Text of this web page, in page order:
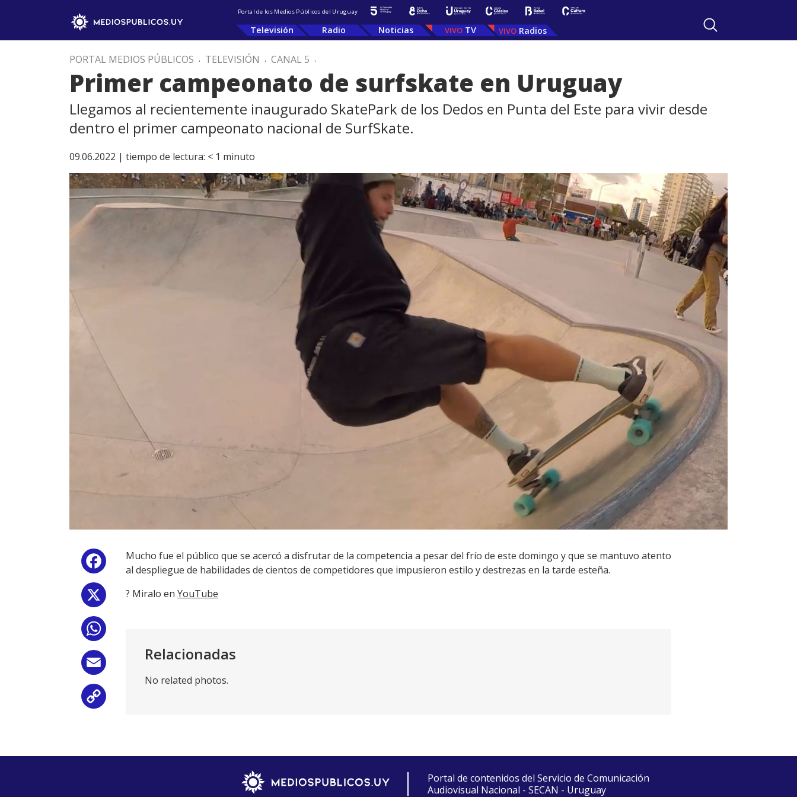
Portal de los Medios Públicos del Uruguay
Televisión Radio Noticias TV Radios
PORTAL MEDIOS PÚBLICOS . TELEVISIÓN . CANAL 5 .
Primer campeonato de surfskate en Uruguay
Llegamos al recientemente inaugurado SkatePark de los Dedos en Punta del Este para vivir desde
dentro el primer campeonato nacional de SurfSkate.
09.06.2022 | tiempo de lectura: < 1 minuto
Facebook
Mucho fue el público que se acercó a disfrutar de la competencia a pesar del frío de este domingo y que se mantuvo atento
al despliegue de habilidades de cientos de competidores que impusieron estilo y destrezas en la tarde esteña.
? Miralo en YouTube
Relacionadas
No related photos.
Portal de contenidos del Servicio de Comunicación
Audiovisual Nacional - SECAN - Uruguay